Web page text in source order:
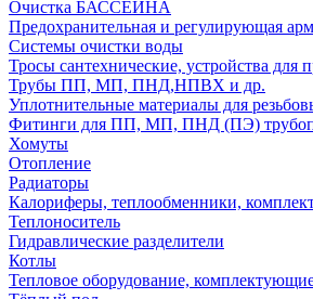
Очистка БАССЕЙНА
Предохранительная и регулирующая
Системы очистки воды
Тросы сантехнические, устройства для
Трубы ПП, МП, ПНД,НПВХ и др.
Уплотнительные материалы для
Фитинги для ПП, МП, ПНД (ПЭ)
Хомуты
Отопление
Радиаторы
Калориферы, теплообменники,
Теплоноситель
Гидравлические разделители
Котлы
Тепловое оборудование,